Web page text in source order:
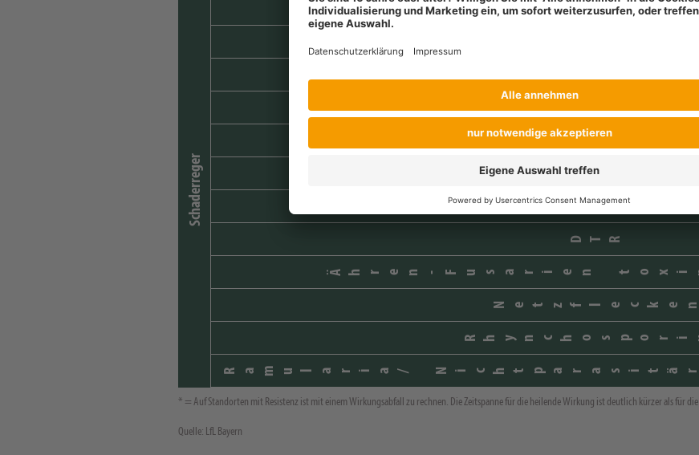
Schaderreger
Ramularia/
Netzflecken
Ähren-Fusarien
DTR
Septoria
septoria tritici -
septoria tritici -
Rost
Mehltau -
Mehltau -
Halmbruch
* = Auf Standorten mit Resistenz ist mit einem Wirkungsabfall zu rechnen. Die Zeitspanne für die heilende Wirkung ist deutlich kürzer als für
Quelle: LfL Bayern